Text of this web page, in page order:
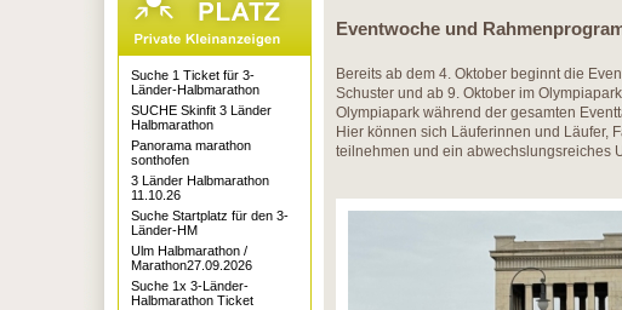
Eventwoche und
​Bereits ab dem 4. Oktober beginnt die
Schuster und ab 9. Oktober im
Olympiapark während der gesamten
Hier können sich Läuferinnen und Läufer,
teilnehmen und ein abwechslungsreiches
Suche 1 Ticket für 3-
Länder-Halbmarathon
SUCHE Skinfit 3 Länder
Halbmarathon
Panorama marathon
sonthofen
3 Länder Halbmarathon
11.10.26
Suche Startplatz für den 3-
Länder-HM
Ulm Halbmarathon /
Marathon27.09.2026
Suche 1x 3-Länder-
Halbmarathon Ticket